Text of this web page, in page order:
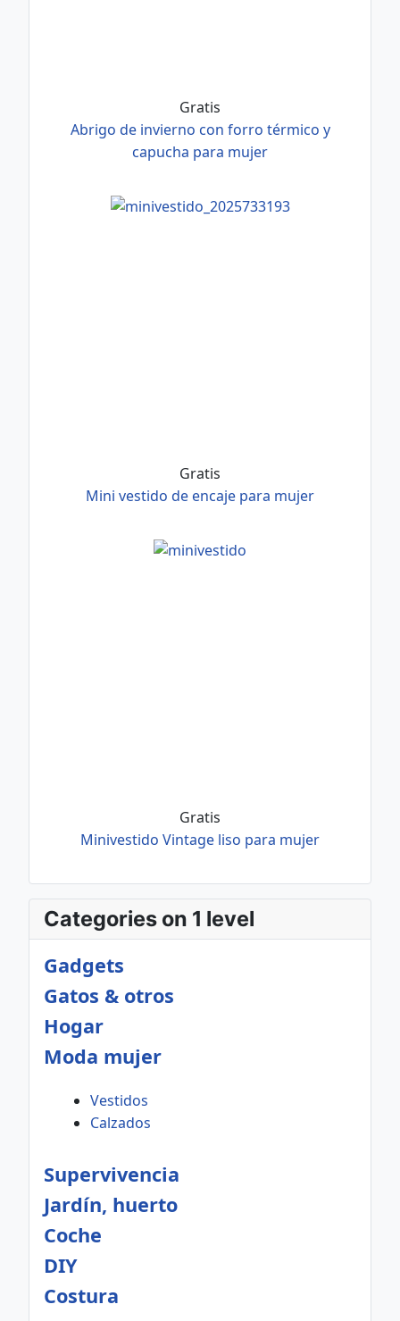
Gratis
Abrigo de invierno con forro térmico y
capucha para mujer
Gratis
Mini vestido de encaje para mujer
Gratis
Minivestido Vintage liso para mujer
Categories on 1 level
Gadgets
Gatos & otros
Hogar
Moda mujer
Vestidos
Calzados
Supervivencia
Jardín, huerto
Coche
DIY
Costura